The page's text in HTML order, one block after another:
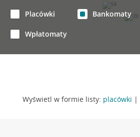
20
54
Placówki Bankomaty
Wpłatomaty
Wyświetl w formie listy: placówki |